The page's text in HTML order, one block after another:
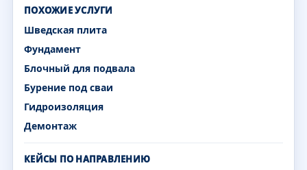
ПОХОЖИЕ УСЛУГИ
Шведская плита
Фундамент
Блочный для подвала
Бурение под сваи
Гидроизоляция
Демонтаж
КЕЙСЫ ПО НАПРАВЛЕНИЮ